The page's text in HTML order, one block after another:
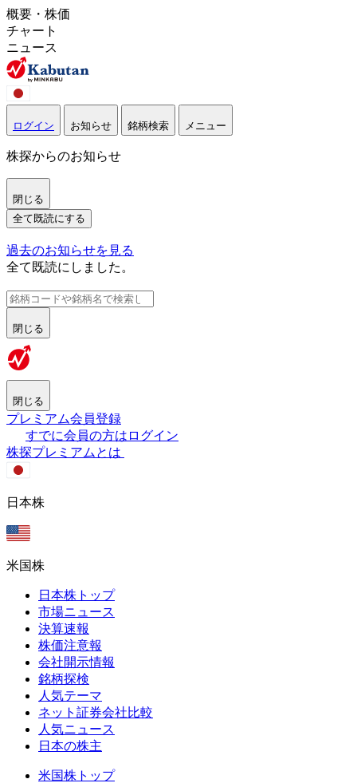
概要・株価
チャート
ニュース
ログイン お知らせ 銘柄検索 メニュー
株探からのお知らせ
閉じる
全て既読にする
過去のお知らせを見る
全て既読にしました。
閉じる
閉じる
プレミアム会員登録
すでに会員の方はログイン
株探プレミアムとは
日本株
米国株
日本株トップ
市場ニュース
決算速報
株価注意報
会社開示情報
銘柄探検
人気テーマ
ネット証券会社比較
人気ニュース
日本の株主
米国株トップ